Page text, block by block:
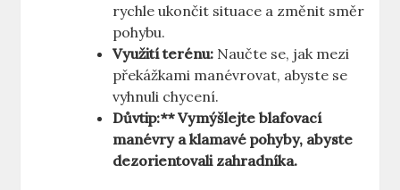
rychle ukončit situace a změnit směr
pohybu.
Využití terénu: Naučte se, jak mezi
překážkami manévrovat, abyste se
vyhnuli chycení.
Důvtip:** Vymýšlejte blafovací
manévry a klamavé pohyby, abyste
dezorientovali zahradníka.